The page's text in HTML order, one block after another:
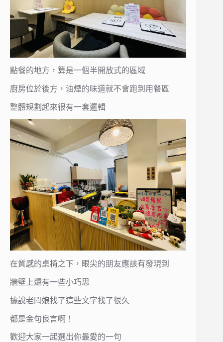
點餐的地方，算是一個半開放式的區域
廚房位於後方，油煙的味道就不會跑到用餐區
整體規劃起來很有一套邏輯
在質感的桌椅之下，眼尖的朋友應該有發現到
牆壁上還有一些小巧思
據說老闆娘找了這些文字找了很久
都是金句良言啊！
歡迎大家一起選出你最愛的一句